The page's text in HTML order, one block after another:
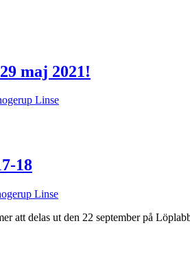
maj 2021!
Linse
18
Linse
att delas ut den 22 september på